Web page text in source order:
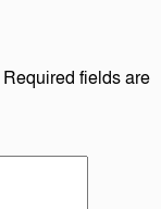
Required fields are